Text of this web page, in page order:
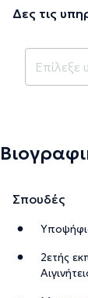
Δες τις
Σπουδές
2ετής